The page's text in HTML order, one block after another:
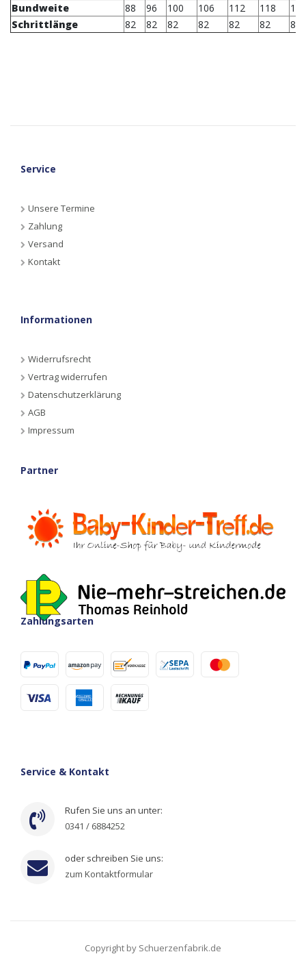
Bundweite
88 96 100 106 112 118
122
Schrittlänge 82 82 82 82 82 82 82
Service
Unsere Termine
Zahlung
Versand
Kontakt
Informationen
Widerrufsrecht
Vertrag widerrufen
Datenschutzerklärung
AGB
Impressum
Partner
Zahlungsarten
Service & Kontakt
Rufen Sie uns an unter:
0341 / 6884252
oder schreiben Sie uns:
zum Kontaktformular
Copyright by Schuerzenfabrik.de